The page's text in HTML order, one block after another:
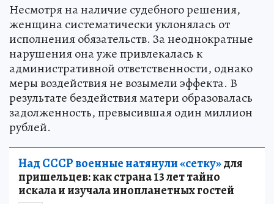
Несмотря на наличие судебного решения,
женщина систематически уклонялась от
исполнения обязательств. За неоднократные
нарушения она уже привлекалась к
административной ответственности, однако
меры воздействия не возымели эффекта. В
результате бездействия матери образовалась
задолженность, превысившая один миллион
рублей.
Над СССР военные натянули «сетку»для
пришельцев: как страна 13 лет тайно
искала и изучала инопланетных гостей